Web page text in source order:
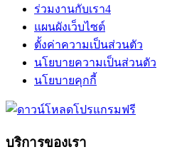
ร่วมงานกับเรา4
แผนผังเว็บไซต์
ตั้งค่าความเป็นส่วนตัว
นโยบายความเป็นส่วนตัว
นโยบายคุกกี้
บริการของเรา